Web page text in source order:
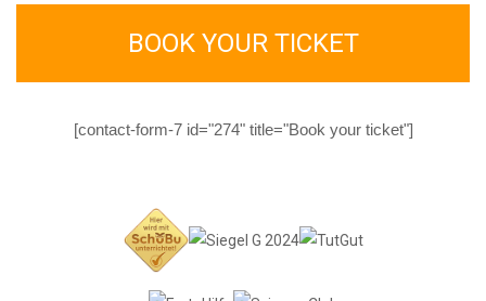
BOOK YOUR TICKET
[contact-form-7 id="274" title="Book your ticket"]